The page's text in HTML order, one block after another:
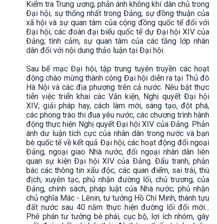
Kiểm tra Trung ương; phản ánh không khí dân chủ trong
Đại hội; sự thống nhất trong Đảng, sự đồng thuận của
xã hội và sự quan tâm của cộng đồng quốc tế đối với
Đại hội; các đoàn đại biểu quốc tế dự Đại hội XIV của
Đảng; tình cảm, sự quan tâm của các tầng lớp nhân
dân đối với nội dung thảo luận tại Đại hội.
Sau bế mạc Đại hội, tập trung tuyên truyền các hoạt
động chào mừng thành công Đại hội diễn ra tại Thủ đô
Hà Nội và các địa phương trên cả nước. Nêu bật thực
tiễn việc triển khai các Văn kiện, Nghị quyết Đại hội
XIV; giải pháp hay, cách làm mới, sáng tạo, đột phá,
các phong trào thi đua yêu nước, các chương trình hành
động thực hiện Nghị quyết Đại hội XIV của Đảng. Phản
ánh dư luận tích cực của nhân dân trong nước và bạn
bè quốc tế về kết quả Đại hội; các hoạt động đối ngoại
Đảng, ngoại giao Nhà nước, đối ngoại nhân dân liên
quan sự kiện Đại hội XIV của Đảng. Đấu tranh, phản
bác các thông tin xấu độc, các quan điểm, sai trái, thù
địch, xuyên tạc, phủ nhận đường lối, chủ trương, của
Đảng, chính sách, pháp luật của Nhà nước; phủ nhận
chủ nghĩa Mác - Lênin, tư tưởng Hồ Chí Minh, thành tựu
đất nước sau 40 năm thực hiện đường lối đổi mới...
Phê phán tư tưởng bè phái, cục bộ, lợi ích nhóm, gây